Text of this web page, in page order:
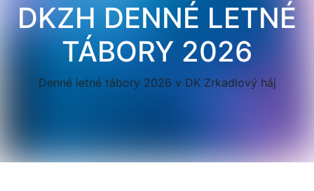
DKZH DENNÉ LETNÉ
TÁBORY 2026
Denné letné tábory 2026 v DK Zrkadlový háj